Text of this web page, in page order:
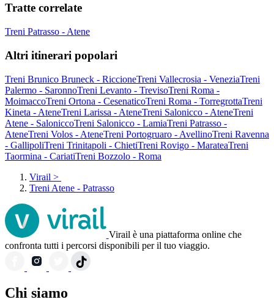
Tratte correlate
Treni Patrasso - Atene
Altri itinerari popolari
Treni Brunico Bruneck - RiccioneTreni Vallecrosia - VeneziaTreni
Palermo - SaronnoTreni Levanto - TrevisoTreni Roma -
MoimaccoTreni Ortona - CesenaticoTreni Roma - TorregrottaTreni
Kineta - AteneTreni Larissa - AteneTreni Salonicco - AteneTreni
Atene - SaloniccoTreni Salonicco - LamiaTreni Patrasso -
AteneTreni Volos - AteneTreni Portogruaro - AvellinoTreni Ravenna
- GallipoliTreni Trinitapoli - ChietiTreni Rovigo - MarateaTreni
Taormina - CariatiTreni Bozzolo - Roma
Virail >
Treni Atene - Patrasso
Virail è una piattaforma online che
confronta tutti i percorsi disponibili per il tuo viaggio.
Chi siamo